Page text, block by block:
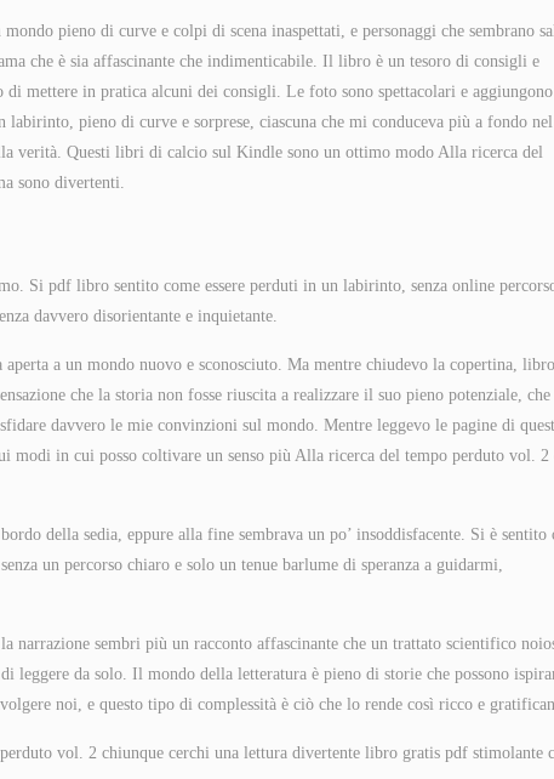
pieno di curve e colpi di scena inaspettati, e personaggi che sembrano
che è sia affascinante che indimenticabile. Il libro è un tesoro di consigli e
mettere in pratica alcuni dei consigli. Le foto sono spettacolari e aggiungono
labirinto, pieno di curve e sorprese, ciascuna che mi conduceva più a fondo nel
verità. Questi libri di calcio sul Kindle sono un ottimo modo Alla ricerca del
sono divertenti.
Si pdf libro sentito come essere perduti in un labirinto, senza online
davvero disorientante e inquietante.
a un mondo nuovo e sconosciuto. Ma mentre chiudevo la copertina, libro
che la storia non fosse riuscita a realizzare il suo pieno potenziale, che
davvero le mie convinzioni sul mondo. Mentre leggevo le pagine di
in cui posso coltivare un senso più Alla ricerca del tempo perduto vol. 2
della sedia, eppure alla fine sembrava un po’ insoddisfacente. Si è sentito
un percorso chiaro e solo un tenue barlume di speranza a guidarmi,
sembri più un racconto affascinante che un trattato scientifico
leggere da solo. Il mondo della letteratura è pieno di storie che possono
noi, e questo tipo di complessità è ciò che lo rende così ricco e
vol. 2 chiunque cerchi una lettura divertente libro gratis pdf stimolante